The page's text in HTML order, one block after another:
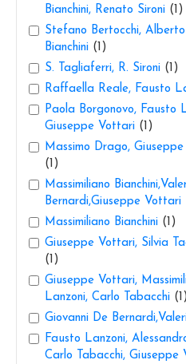
Bianchini, Renato Sironi (1)
Stefano Bertocchi, Alberto
Bianchini (1)
S. Tagliaferri, R. Sironi (1)
Raffaella Reale, Fausto
Paola Borgonovo, Fausto
Giuseppe Vottari (1)
Massimo Drago,
(1)
Massimiliano
Bernardi,Giuseppe Vottari
Massimiliano Bianchini (1)
Giuseppe Vottari, Silvia
(1)
Giuseppe Vottari,
Lanzoni, Carlo Tabacchi (1)
Giovanni De
Fausto Lanzoni,
Carlo Tabacchi, Giuseppe